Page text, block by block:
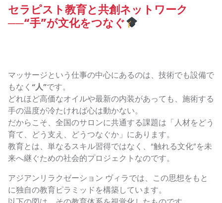
セラピスト教育と共創ネットワーク
──“手”が文化をつなぐ
マッサージという仕事の中心にあるのは、技術でも設備で
もなく “人”です。
どれほど高価なオイルや最新の内装があっても、施術する
手の温度が冷たければ心は動かない。
だからこそ、全国のサロンに共通する課題は「人材をどう
育て、どう支え、どうつなぐか」にあります。
教育とは、単なるスキル習得ではなく、“触れる文化”を未
来へ継ぐための社会的プロジェクトなのです。
アジアンリラクゼーション ヴィラでは、この思想をもと
に独自の教育ピラミッドを構築しています。